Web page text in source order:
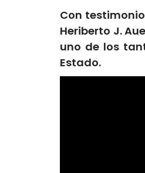
Con
Heriberto J.
uno de los
Estado.